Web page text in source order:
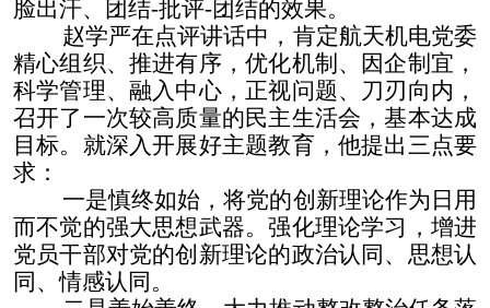
脸出汗、团结-批评-团结的效果。
赵学严在点评讲话中，肯定航天机电党委
精心组织、推进有序，优化机制、因企制宜，
科学管理、融入中心，正视问题、刀刃向内，
召开了一次较高质量的民主生活会，基本达成
目标。就深入开展好主题教育，他提出三点要
求：
一是慎终如始，将党的创新理论作为日用
而不觉的强大思想武器。强化理论学习，增进
党员干部对党的创新理论的政治认同、思想认
同、情感认同。